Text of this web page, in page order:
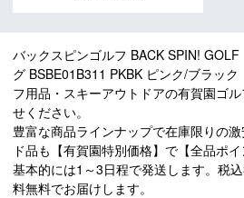
バックスピンゴルフ BACK SPIN!
グ BSBE01B311 PKBK ピンク/ブラッ
フ用品・スキーアウトドアの有賀園ゴ
せください。
豊富な商品ラインナップで在庫限りの
ド品も【有賀園特別価格】で【全品ポ
基本的には1～3日程で発送します。税
料無料でお届けします。